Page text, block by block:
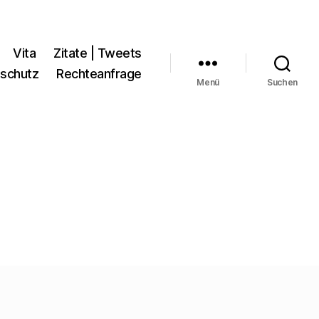
Vita
Zitate | Tweets
Rechteanfrage
Menü Suchen